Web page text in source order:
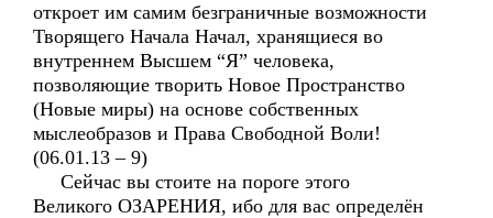
откроет им самим безграничные возможности
Творящего Начала Начал, хранящиеся во
внутреннем Высшем “Я” человека,
позволяющие творить Новое Пространство
(Новые миры) на основе собственных
мыслеобразов и Права Свободной Воли!
(06.01.13 – 9)
Сейчас вы стоите на пороге этого
Великого ОЗАРЕНИЯ, ибо для вас определён